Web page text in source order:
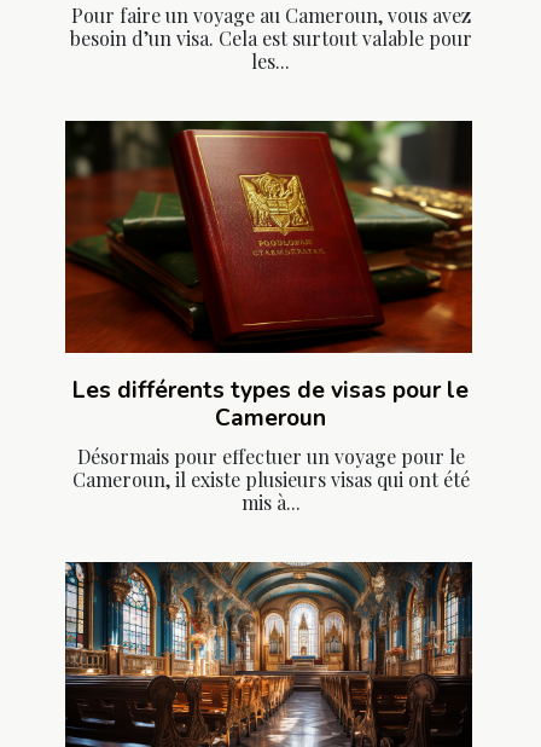
Pour faire un voyage au Cameroun, vous avez
besoin d’un visa. Cela est surtout valable pour
les...
Les différents types de visas pour le
Cameroun
Désormais pour effectuer un voyage pour le
Cameroun, il existe plusieurs visas qui ont été
mis à...